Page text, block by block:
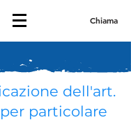
Chiama
dell'art.
per particolare